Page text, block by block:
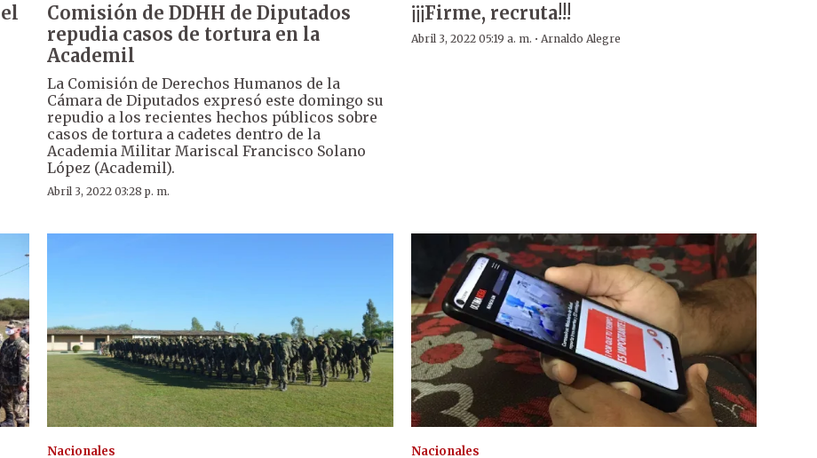
Comisión de DDHH de Diputados
repudia casos de tortura en la
Academil
La Comisión de Derechos Humanos de la
Cámara de Diputados expresó este domingo su
repudio a los recientes hechos públicos sobre
casos de tortura a cadetes dentro de la
Academia Militar Mariscal Francisco Solano
López (Academil).
Abril 3, 2022 03:28 p. m.
¡¡¡Firme, recruta!!!
Abril 3, 2022 05:19 a. m. · Arnaldo Alegre
Nacionales Nacionales